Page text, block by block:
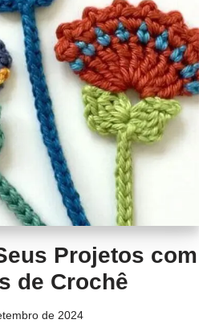
Projetos com
de Crochê
de 2024